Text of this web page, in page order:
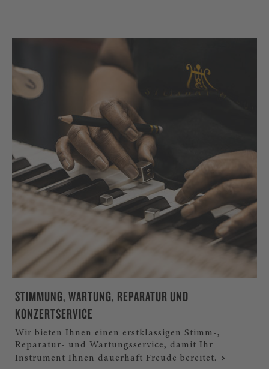
STIMMUNG, WARTUNG, REPARATUR UND
KONZERTSERVICE
Wir bieten Ihnen einen erstklassigen Stimm-,
Reparatur- und Wartungsservice, damit Ihr
Instrument Ihnen dauerhaft Freude bereitet.